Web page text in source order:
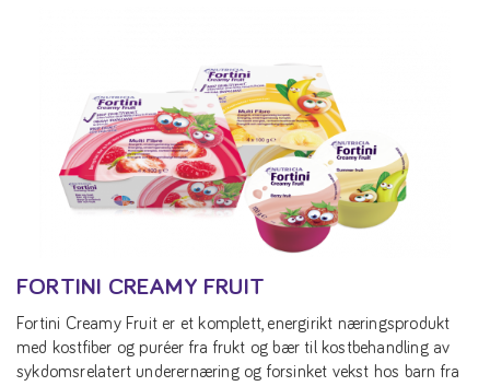
FORTINI CREAMY FRUIT
Fortini Creamy Fruit er et komplett, energirikt næringsprodukt
med kostfiber og puréer fra frukt og bær til kostbehandling av
sykdomsrelatert underernæring og forsinket vekst hos barn fra